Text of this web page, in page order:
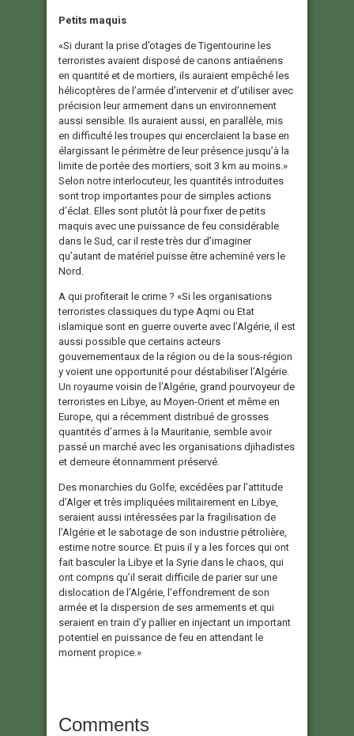
Petits maquis
«Si durant la prise d’otages de Tigentourine les
terroristes avaient disposé de canons antiaériens
en quantité et de mortiers, ils auraient empêché les
hélicoptères de l’armée d’intervenir et d’utiliser avec
précision leur armement dans un environnement
aussi sensible. Ils auraient aussi, en parallèle, mis
en difficulté les troupes qui encerclaient la base en
élargissant le périmètre de leur présence jusqu’à la
limite de portée des mortiers, soit 3 km au moins.»
Selon notre interlocuteur, les quantités introduites
sont trop importantes pour de simples actions
d’éclat. Elles sont plutôt là pour fixer de petits
maquis avec une puissance de feu considérable
dans le Sud, car il reste très dur d’imaginer
qu’autant de matériel puisse être acheminé vers le
Nord.
A qui profiterait le crime ? «Si les organisations
terroristes classiques du type Aqmi ou Etat
islamique sont en guerre ouverte avec l’Algérie, il est
aussi possible que certains acteurs
gouvernementaux de la région ou de la sous-région
y voient une opportunité pour déstabiliser l’Algérie.
Un royaume voisin de l’Algérie, grand pourvoyeur de
terroristes en Libye, au Moyen-Orient et même en
Europe, qui a récemment distribué de grosses
quantités d’armes à la Mauritanie, semble avoir
passé un marché avec les organisations djihadistes
et demeure étonnamment préservé.
Des monarchies du Golfe, excédées par l’attitude
d’Alger et très impliquées militairement en Libye,
seraient aussi intéressées par la fragilisation de
l’Algérie et le sabotage de son industrie pétrolière,
estime notre source. Et puis il y a les forces qui ont
fait basculer la Libye et la Syrie dans le chaos, qui
ont compris qu’il serait difficile de parier sur une
dislocation de l’Algérie, l’effondrement de son
armée et la dispersion de ses armements et qui
seraient en train d’y pallier en injectant un important
potentiel en puissance de feu en attendant le
moment propice.»
Comments